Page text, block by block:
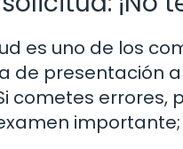
es uno de los
de presentación
cometes